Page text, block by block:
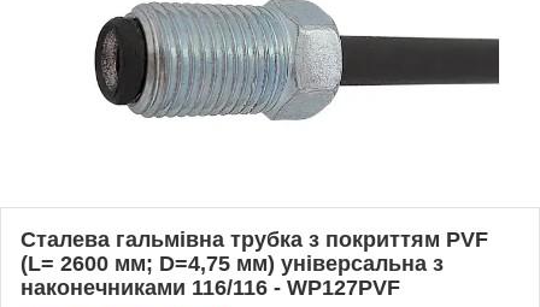
Сталева гальмівна трубка з покриттям PVF
(L= 2600 мм; D=4,75 мм) універсальна з
наконечниками 116/116 - WP127PVF